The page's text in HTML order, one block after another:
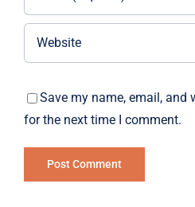
Save my name, email, and
for the next time I comment.